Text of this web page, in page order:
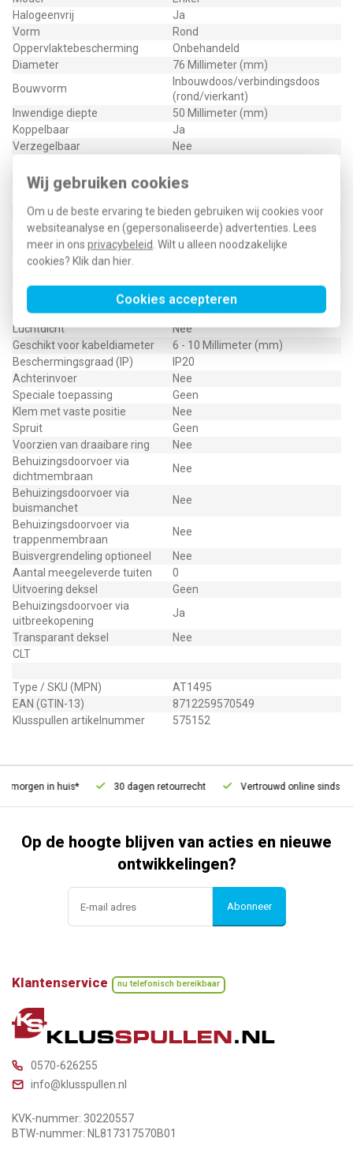
Wij gebruiken cookies
Om u de beste ervaring te bieden gebruiken wij cookies voor
websiteanalyse en (gepersonaliseerde) advertenties. Lees
meer in ons privacybeleid. Wilt u alleen noodzakelijke
cookies? Klik dan hier.
Cookies accepteren
Halogeenvrij
Ja
Vorm
Rond
Oppervlaktebescherming
Onbehandeld
Diameter
76 Millimeter (mm)
Bouwvorm
Inbouwdoos/verbindingsdoos
(rond/vierkant)
Inwendige diepte
50 Millimeter (mm)
Koppelbaar
Ja
Verzegelbaar
Nee
Materiaal
Kunststof
Aantal invoeren
Bevestiging schakelmateriaal
Schroeven
Voor aantal inbouwsokkels
1
Armatuurhaakbevestiging
Nee
Max. aderdoorsnede
Nee
Met schroeven
Ja
Luchtdicht
Nee
Geschikt voor kabeldiameter
6 - 10 Millimeter (mm)
Beschermingsgraad (IP)
IP20
Achterinvoer
Nee
Speciale toepassing
Geen
Klem met vaste positie
Nee
Spruit
Geen
Voorzien van draaibare ring
Nee
Behuizingsdoorvoer via
dichtmembraan
Nee
Behuizingsdoorvoer via
buismanchet
Nee
Behuizingsdoorvoer via
trappenmembraan
Nee
Buisvergrendeling optioneel
Nee
Aantal meegeleverde tuiten
0
Uitvoering deksel
Geen
Behuizingsdoorvoer via
uitbreekopening
Ja
Transparant deksel
Nee
CLT
Type / SKU (MPN)
AT1495
EAN (GTIN-13)
8712259570549
Klusspullen artikelnummer
575152
in huis* 30 dagen retourrecht Vertrouwd online sinds
Op de hoogte blijven van acties en nieuwe
ontwikkelingen?
Abonneer
Klantenservice nu telefonisch bereikbaar
0570-626255
info@klusspullen.nl
KVK-nummer: 30220557
BTW-nummer: NL817317570B01